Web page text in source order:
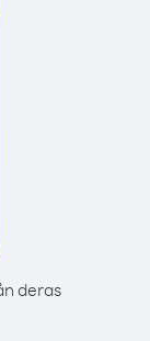
deras